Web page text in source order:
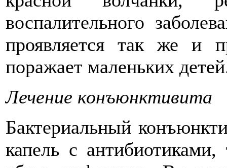
воспалительного
проявляется так же и
поражает маленьких
Лечение конъюнктивита
Бактериальный
капель с